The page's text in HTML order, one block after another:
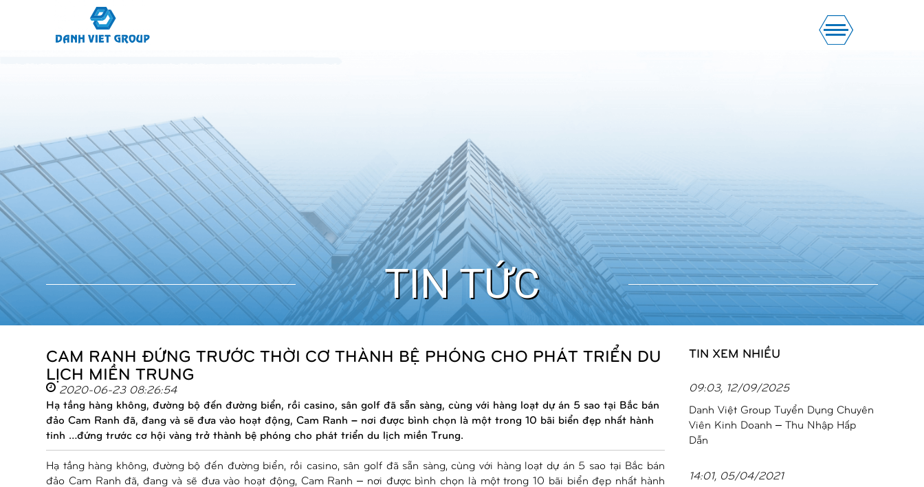
TIN TỨC
CAM RANH ĐỨNG TRƯỚC THỜI CƠ THÀNH BỆ PHÓNG CHO PHÁT TRIỂN DU
LỊCH MIỀN TRUNG
2020-06-23 08:26:54
Hạ tầng hàng không, đường bộ đến đường biển, rồi casino, sân golf đã sẵn sàng, cùng với hàng loạt dự án 5 sao tại Bắc bán
đảo Cam Ranh đã, đang và sẽ đưa vào hoạt động, Cam Ranh – nơi được bình chọn là một trong 10 bãi biển đẹp nhất hành
tinh …đứng trước cơ hội vàng trở thành bệ phóng cho phát triển du lịch miền Trung.
Hạ tầng hàng không, đường bộ đến đường biển, rồi casino, sân golf đã sẵn sàng, cùng với hàng loạt dự án 5 sao tại Bắc bán
đảo Cam Ranh đã, đang và sẽ đưa vào hoạt động, Cam Ranh – nơi được bình chọn là một trong 10 bãi biển đẹp nhất hành
TIN XEM NHIỀU
09:03, 12/09/2025
Danh Việt Group Tuyển Dụng Chuyên
Viên Kinh Doanh – Thu Nhập Hấp
Dẫn
14:01, 05/04/2021